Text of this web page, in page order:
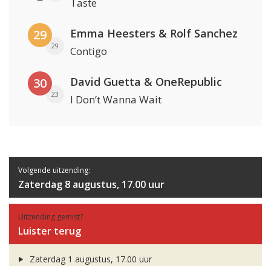
Taste
29
29
Emma Heesters & Rolf Sanchez
Contigo
30
23
David Guetta & OneRepublic
I Don’t Wanna Wait
Volgende uitzending:
Zaterdag 8 augustus, 17.00 uur
Uitzending gemist?
Luister terug
Zaterdag 1 augustus, 17.00 uur